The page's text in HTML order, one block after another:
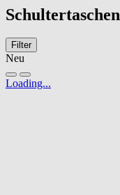
Schultertaschen
Filter
Neu
Loading...